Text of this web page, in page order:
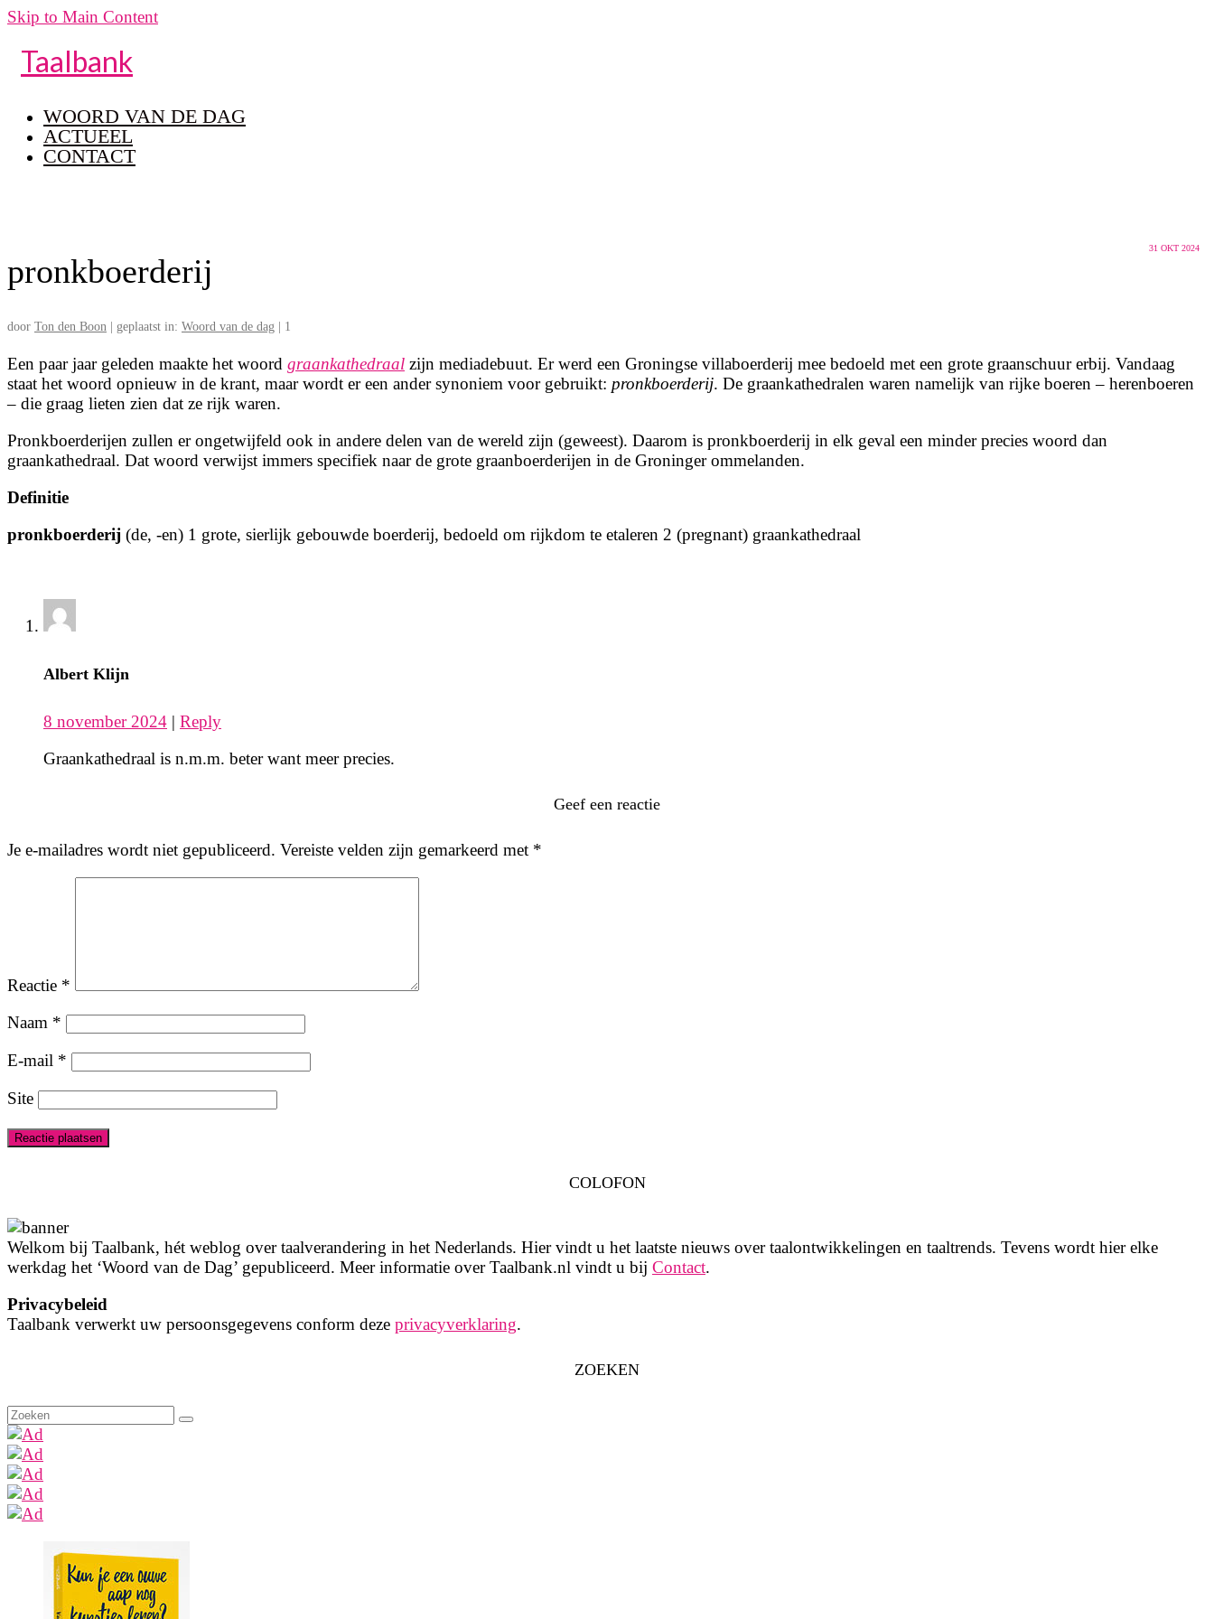
Skip to Main Content
Taalbank
WOORD VAN DE DAG
ACTUEEL
CONTACT
31 OKT 2024
pronkboerderij
door Ton den Boon geplaatst in: Woord van de dag 1
Een paar jaar geleden maakte het woord graankathedraal zijn mediadebuut. Er werd een Groningse villaboerderij mee bedoeld met een grote graanschuur erbij. Vandaag
staat het woord opnieuw in de krant, maar wordt er een ander synoniem voor gebruikt: pronkboerderij. De graankathedralen waren namelijk van rijke boeren – herenboeren
– die graag lieten zien dat ze rijk waren.
Pronkboerderijen zullen er ongetwijfeld ook in andere delen van de wereld zijn (geweest). Daarom is pronkboerderij in elk geval een minder precies woord dan
graankathedraal. Dat woord verwijst immers specifiek naar de grote graanboerderijen in de Groninger ommelanden.
Definitie
pronkboerderij (de, -en) 1 grote, sierlijk gebouwde boerderij, bedoeld om rijkdom te etaleren 2 (pregnant) graankathedraal
Albert Klijn
8 november 2024 | Reply
Graankathedraal is n.m.m. beter want meer precies.
Geef een reactie
Je e-mailadres wordt niet gepubliceerd. Vereiste velden zijn gemarkeerd met *
Reactie *
Naam *
E-mail *
Site
COLOFON
Welkom bij Taalbank, hét weblog over taalverandering in het Nederlands. Hier vindt u het laatste nieuws over taalontwikkelingen en taaltrends. Tevens wordt hier elke
werkdag het ‘Woord van de Dag’ gepubliceerd. Meer informatie over Taalbank.nl vindt u bij Contact.
Privacybeleid
Taalbank verwerkt uw persoonsgegevens conform deze privacyverklaring.
ZOEKEN
Zoeken
naar: